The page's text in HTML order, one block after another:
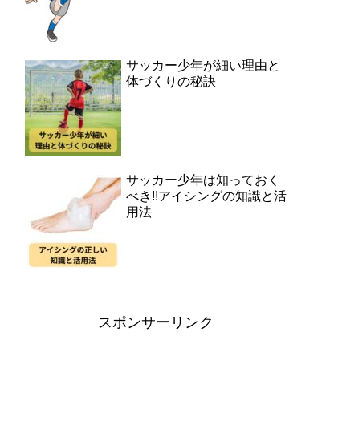
サッカー少年が細い理由と
体づくりの秘訣
サッカー少年は知っておく
べき!!アイシングの知識と活
用法
スポンサーリンク